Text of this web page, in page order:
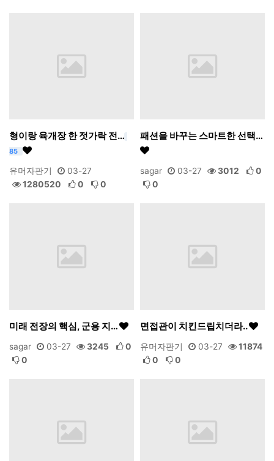
형이랑 육개장 한 젓가락 전…
85
유머자판기
03-27
1280520
0 0
패션을 바꾸는 스마트한 선택…
sagar 03-27 3012
0
0
미래 전장의 핵심, 군용 지…
sagar 03-27 3245
0
0
면접관이 치킨드립치더라..
유머자판기 03-27
11874
0
0